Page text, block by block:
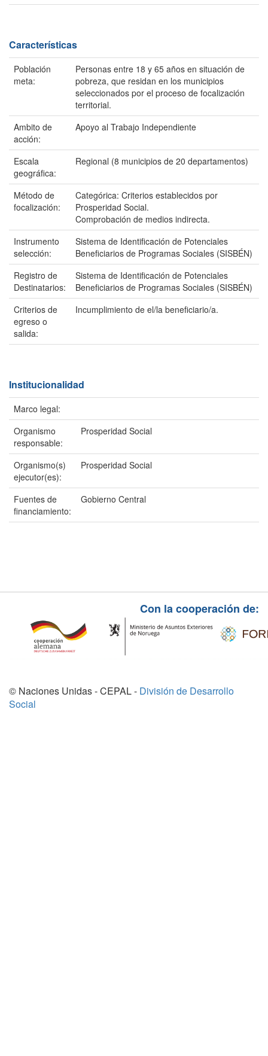
Características
Población
meta:
Personas entre 18 y 65 años en situación de
pobreza, que residan en los municipios
seleccionados por el proceso de focalización
territorial.
Ambito de
acción:
Apoyo al Trabajo Independiente
Escala
geográfica:
Regional (8 municipios de 20 departamentos)
Método de
focalización:
Categórica: Criterios establecidos por
Prosperidad Social.
Comprobación de medios indirecta.
Instrumento
selección:
Sistema de Identificación de Potenciales
Beneficiarios de Programas Sociales (SISBÉN)
Registro de
Destinatarios:
Sistema de Identificación de Potenciales
Beneficiarios de Programas Sociales (SISBÉN)
Criterios de
egreso o
salida:
Incumplimiento de el/la beneficiario/a.
Institucionalidad
Marco legal:
Organismo
responsable:
Prosperidad Social
Organismo(s)
ejecutor(es):
Prosperidad Social
Fuentes de
financiamiento:
Gobierno Central
Con la cooperación de:
© Naciones Unidas - CEPAL - División de Desarrollo
Social